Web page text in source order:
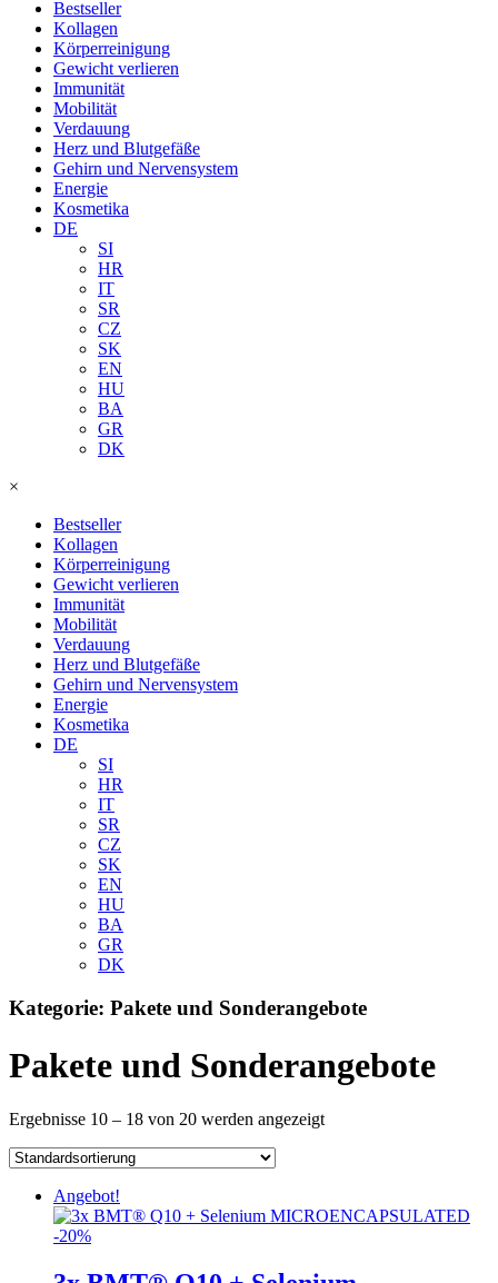
Bestseller
Kollagen
Körperreinigung
Gewicht verlieren
Immunität
Mobilität
Verdauung
Herz und Blutgefäße
Gehirn und Nervensystem
Energie
Kosmetika
DE
SI
HR
IT
SR
CZ
SK
EN
HU
BA
GR
DK
×
Bestseller
Kollagen
Körperreinigung
Gewicht verlieren
Immunität
Mobilität
Verdauung
Herz und Blutgefäße
Gehirn und Nervensystem
Energie
Kosmetika
DE
SI
HR
IT
SR
CZ
SK
EN
HU
BA
GR
DK
Kategorie: Pakete und Sonderangebote
Pakete und Sonderangebote
Ergebnisse 10 – 18 von 20 werden angezeigt
Angebot!